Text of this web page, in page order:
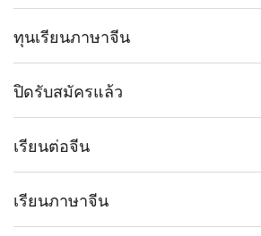
ทุนเรียนภาษาจีน
ปิดรับสมัครแล้ว
เรียนต่อจีน
เรียนภาษาจีน